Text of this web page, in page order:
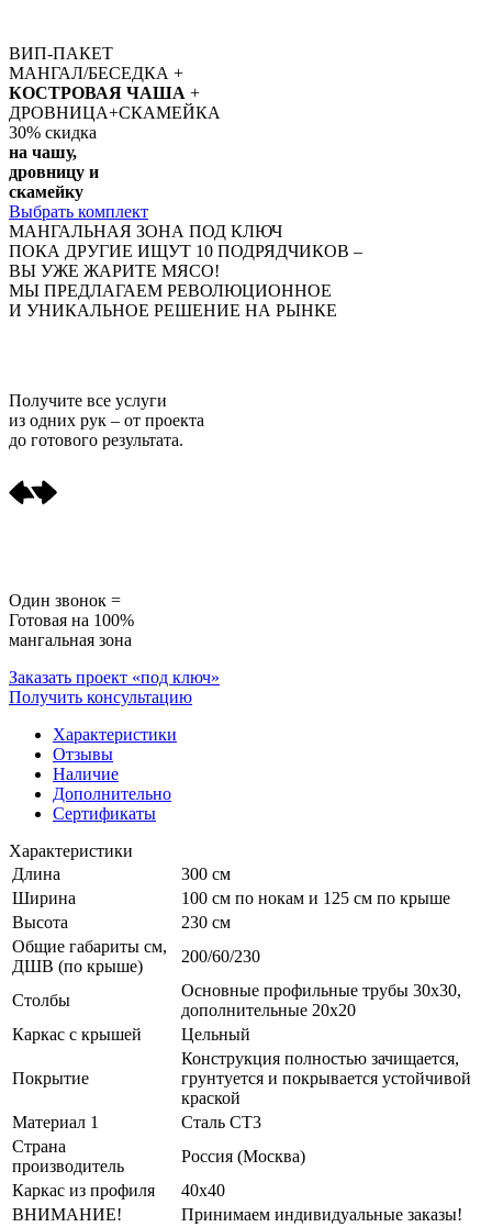
ВИП-ПАКЕТ
МАНГАЛ/БЕСЕДКА +
КОСТРОВАЯ ЧАША +
ДРОВНИЦА+СКАМЕЙКА
30% скидка
на чашу,
дровницу и
скамейку
Выбрать комплект
МАНГАЛЬНАЯ ЗОНА ПОД КЛЮЧ
ПОКА ДРУГИЕ ИЩУТ 10 ПОДРЯДЧИКОВ –
ВЫ УЖЕ ЖАРИТЕ МЯСО!
МЫ ПРЕДЛАГАЕМ РЕВОЛЮЦИОННОЕ
И УНИКАЛЬНОЕ РЕШЕНИЕ НА РЫНКЕ
Получите все услуги
из одних рук – от проекта
до готового результата.
Один звонок =
Готовая на 100%
мангальная зона
Заказать проект «под ключ»
Получить консультацию
Характеристики
Отзывы
Наличие
Дополнительно
Сертификаты
Характеристики
Длина
300 см
Ширина
100 см по нокам и 125 см по крыше
Высота
230 см
Общие габариты см,
ДШВ (по крыше)
200/60/230
Столбы
Основные профильные трубы 30x30,
дополнительные 20x20
Каркас с крышей
Цельный
Покрытие
Конструкция полностью зачищается,
грунтуется и покрывается устойчивой
краской
Материал 1
Сталь СТ3
Страна
производитель
Россия (Москва)
Каркас из профиля
40х40
ВНИМАНИЕ!
Принимаем индивидуальные заказы!